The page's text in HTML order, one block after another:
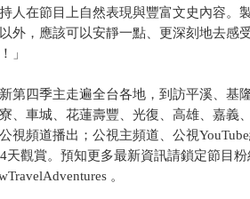
人在節目上自然表現與豐富文史內容。
外，應該可以安靜一點、更深刻地去感
」
新第四季主走遍全台各地，到訪平溪、基
、車城、花蓮壽豐、光復、高雄、嘉義
視頻道播出；公視主頻道、公視
天觀賞。預知更多最新資訊請鎖定節目粉
。